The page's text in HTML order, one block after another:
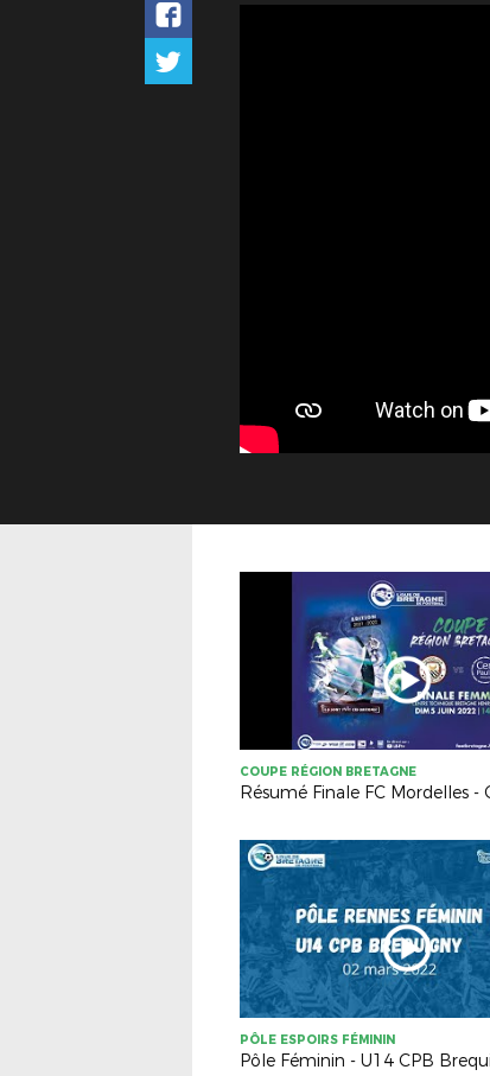
COUPE RÉGION BRETAGNE
PÔLE ESPOIRS FÉMININ
Pôle Féminin - U14 CPB